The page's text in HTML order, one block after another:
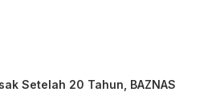
Setelah 20 Tahun, BAZNAS